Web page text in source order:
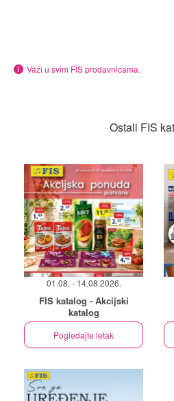
Važi u svim FIS prodavnicama.
Ostali FIS
01.08. - 14.08.2026.
FIS katalog - Akcijski
katalog
Pogledajte letak